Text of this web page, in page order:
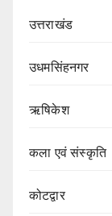
उत्तराखंड
उधमसिंहनगर
ऋषिकेश
कला एवं संस्कृति
कोटद्वार